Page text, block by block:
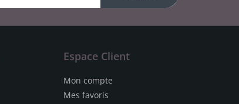
Espace Client
Mon compte
Mes favoris